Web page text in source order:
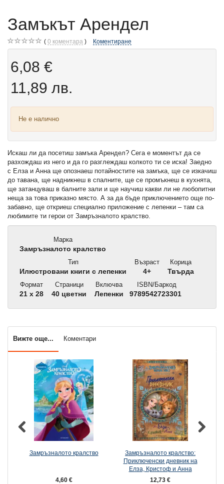
Замъкът Арендел
0 коментара Коментиране
6,08 €
11,89 лв.
Не е налично
Искаш ли да посетиш замъка Арендел? Сега е моментът да се
разхождаш из него и да го разглеждаш колкото ти се иска! Заедно
с Елза и Анна ще опознаеш потайностите на замъка, ще се изкачиш
до тавана, ще надникнеш в спалните, ще се промъкнеш в кухнята,
ще затанцуваш в балните зали и ще научиш какви ли не любопитни
неща за това приказно място. А за да бъде приключението още по-
забавно, ще откриеш специално приложение с лепенки – там са
любимите ти герои от Замръзналото кралство.
Марка
Замръзналото кралство
Тип
Илюстровани книги с лепенки
Възраст
4+
Корица
Твърда
Формат
21 x 28
Страници
40 цветни
Включва
Лепенки
ISBN/Баркод
9789542723301
Вижте още... Коментари
Замръзналото кралство
4,60 €
Замръзналото кралство:
Приключенски дневник на
Елза, Кристоф и Анна
12,73 €